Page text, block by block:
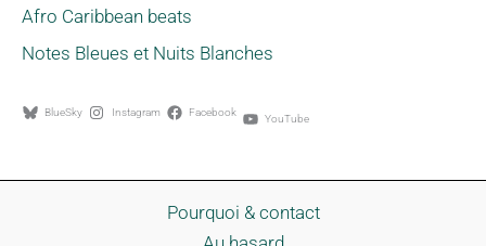
Afro Caribbean beats
Notes Bleues et Nuits Blanches
BlueSky Instagram Facebook YouTube
Pourquoi & contact